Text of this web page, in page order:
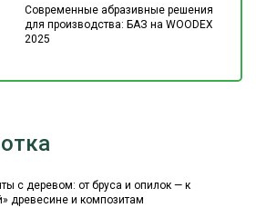
Современные абразивные решения
для производства: БАЗ на WOODEX
2025
с деревом: от бруса и опилок — к
древесине и композитам